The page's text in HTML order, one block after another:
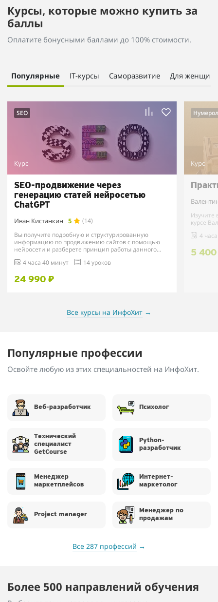
Курсы, которые можно купить за
баллы
Оплатите бонусными баллами до 100% стоимости.
Популярные IT-курсы Саморазвитие Для женщин
SEO
Курс
SEO-продвижение через
генерацию статей нейросетью
ChatGPT
Иван Кистанкин 5
(14)
Вы получите подробную и структурированную
информацию по продвижению сайтов с помощью
нейросети и разберете принцип работы данного
4 часа 40 минут 14 уроков
24 990 ₽
Курс
Изучите
курсе
4
5 400
Все курсы на ИнфоХит →
Популярные профессии
Освойте любую из этих специальностей на ИнфоХит.
Веб-разработчик Психолог
Технический
специалист
GetCourse
Python-
разработчик
Менеджер
маркетплейсов
Интернет-
маркетолог
Project manager
Менеджер по
продажам
Все 287 профессий →
Более 500 направлений обучения